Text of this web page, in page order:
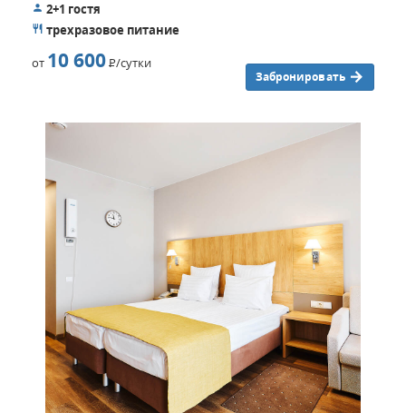
2+1 гостя
трехразовое питание
от 10 600Р/сутки
Забронировать